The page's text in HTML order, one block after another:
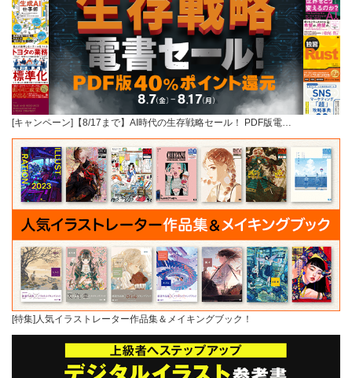
[キャンペーン]【8/17まで】AI時代の生存戦略セール！ PDF版電…
[特集]人気イラストレーター作品集＆メイキングブック！